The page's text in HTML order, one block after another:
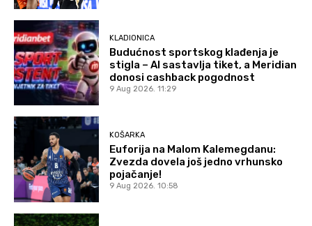
KLADIONICA
Budućnost sportskog klađenja je
stigla – AI sastavlja tiket, a Meridian
donosi cashback pogodnost
9 Aug 2026. 11:29
KOŠARKA
Euforija na Malom Kalemegdanu:
Zvezda dovela još jedno vrhunsko
pojačanje!
9 Aug 2026. 10:58